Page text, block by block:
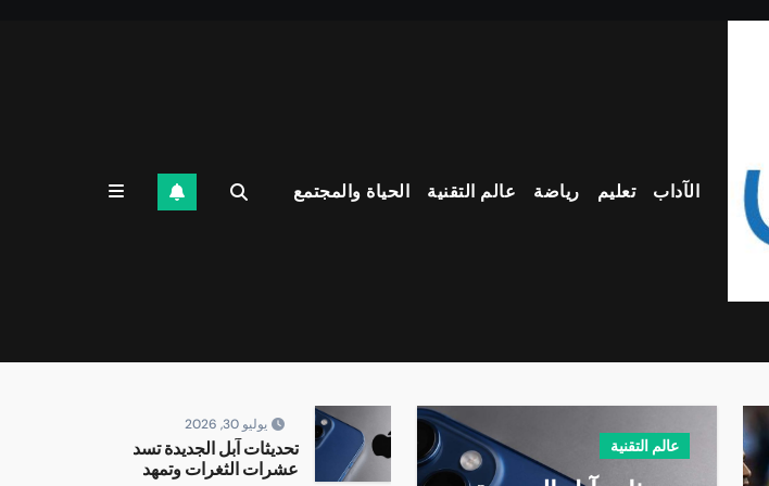
الآداب تعليم رياضة عالم التقنية الحياة والمجتمع
عالم التقنية
عالم التقنية
يوليو 30, 2026
تحديثات آبل الجديدة تسد
عشرات الثغرات وتمهد